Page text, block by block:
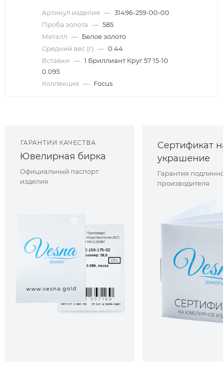
Артикул изделия — 31496-259-00-00
Проба золота — 585
Металл — Белое золото
Средний вес (г) — 0.44
Вставки — 1 Бриллиант Круг 57 15-10
0.095
Коллекция — Focus
ГАРАНТИИ КАЧЕСТВА
Ювелирная бирка
Официальный паспорт
изделия
Сертификат
украшение
Гарантия
производителя